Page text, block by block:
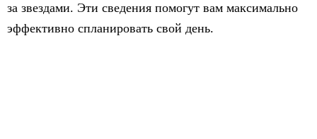
за звездами. Эти сведения помогут вам максимально
эффективно спланировать свой день.